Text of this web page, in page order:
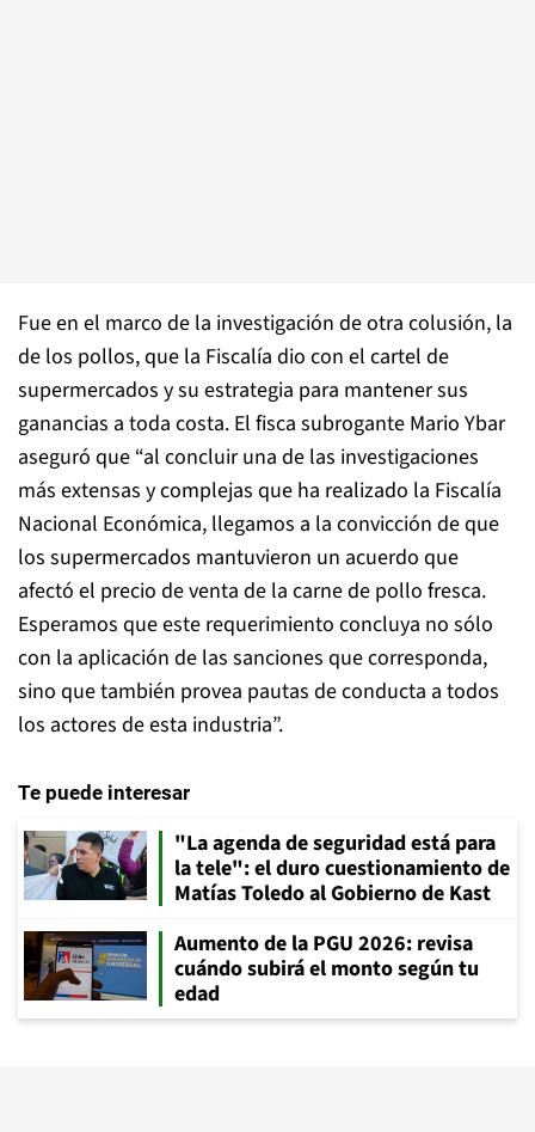
Fue en el marco de la investigación de otra colusión, la
de los pollos, que la Fiscalía dio con el cartel de
supermercados y su estrategia para mantener sus
ganancias a toda costa. El fisca subrogante Mario Ybar
aseguró que “al concluir una de las investigaciones
más extensas y complejas que ha realizado la Fiscalía
Nacional Económica, llegamos a la convicción de que
los supermercados mantuvieron un acuerdo que
afectó el precio de venta de la carne de pollo fresca.
Esperamos que este requerimiento concluya no sólo
con la aplicación de las sanciones que corresponda,
sino que también provea pautas de conducta a todos
los actores de esta industria”.
Te puede interesar
"La agenda de seguridad está para
la tele": el duro cuestionamiento de
Matías Toledo al Gobierno de Kast
Aumento de la PGU 2026: revisa
cuándo subirá el monto según tu
edad